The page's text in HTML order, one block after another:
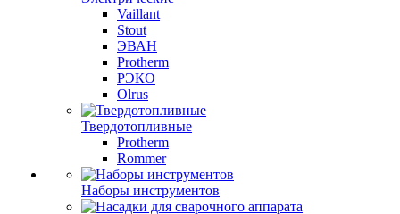
Vaillant
Stout
ЭВАН
Protherm
РЭКО
Olrus
Твердотопливные
Protherm
Rommer
Наборы инструментов